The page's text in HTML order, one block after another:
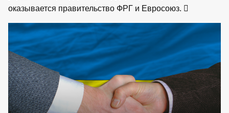
оказывается правительство ФРГ и Евросоюз.